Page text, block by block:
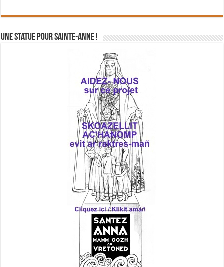
Une statue pour Sainte-Anne !